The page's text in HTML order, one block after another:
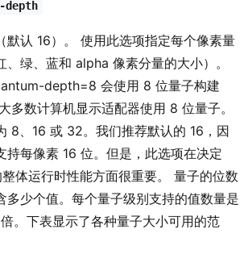
depth
默认 16）。 使用此选项指定每个像素量
、绿、蓝和 alpha 像素分量的大小）。
depth=8 会使用 8 位量子构建
多数计算机显示适配器使用 8 位量子。
8、16 或 32。我们推荐默认的 16，因
持每像素 16 位。但是，此选项在决定
体运行时性能方面很重要。 量子的位数
多少个值。每个量子级别支持的值数量是
。下表显示了各种量子大小可用的范